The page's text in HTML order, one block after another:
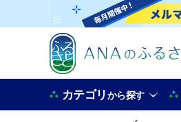
カテゴリから探す